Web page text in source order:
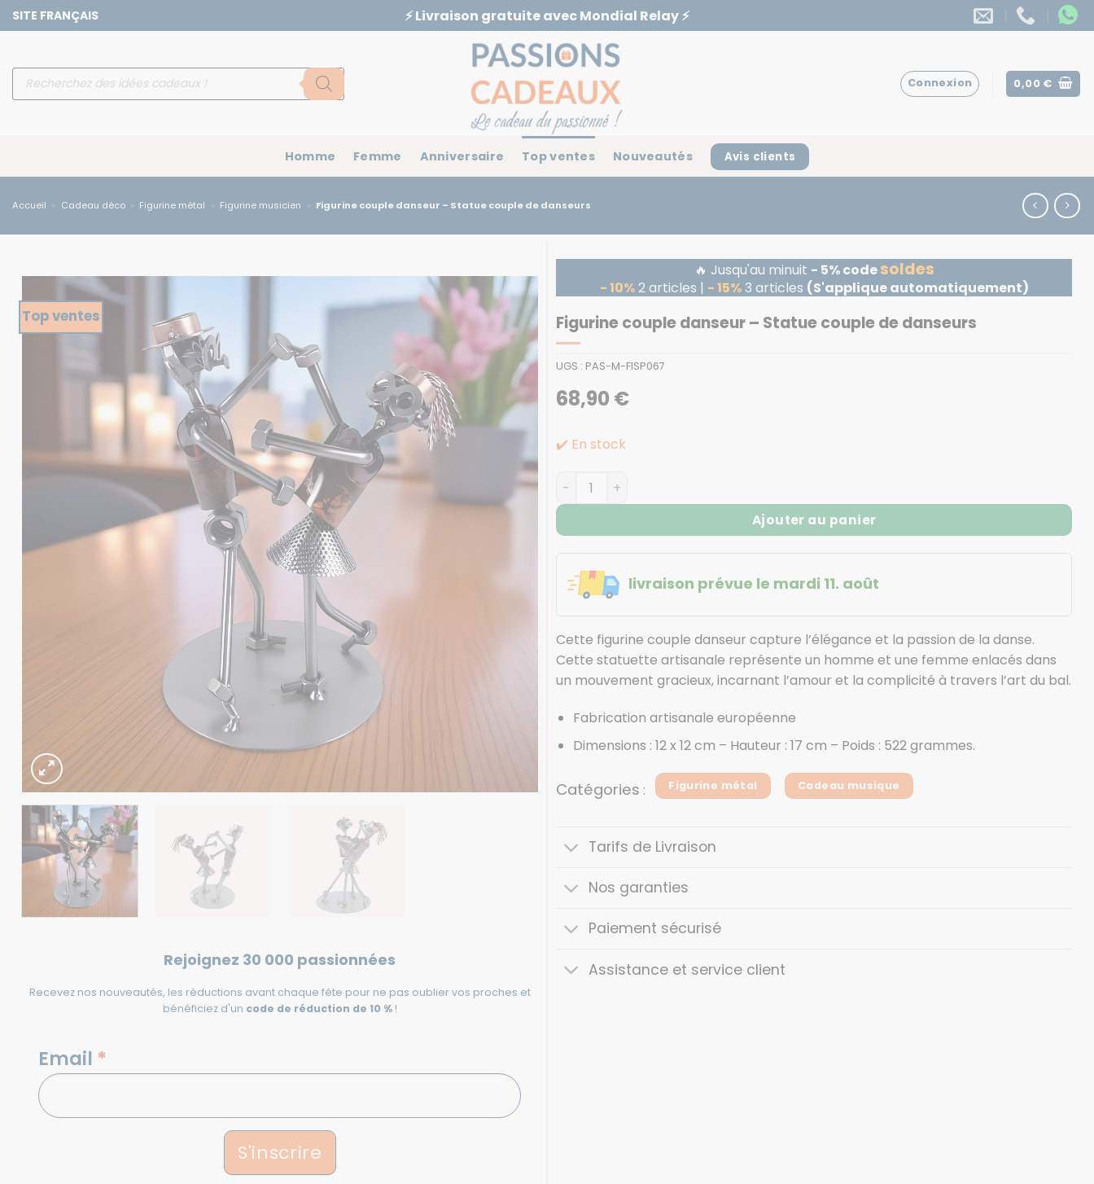
Passer
au
SITE FRANÇAIS ⚡️ Livraison gratuite avec Mondial Relay ⚡️
Recherche
Connexion 0,00 €
Homme Femme Anniversaire Top ventes Nouveautés Avis clients
Accueil » Cadeau déco » Figurine métal » Figurine musicien » Figurine couple danseur – Statue couple de danseurs
Top ventes
Rejoignez 30 000 passionnées
Recevez nos nouveautés, les réductions avant chaque fête pour ne pas oublier vos proches et
bénéficiez d'un code de réduction de 10 %!
NEWSLETTERS
Email *
S'inscrire
🔥 Jusqu'au minuit - 5% codesoldes
- 10%2 articles | - 15%3 articles (S'applique automatiquement)
Figurine couple danseur – Statue couple de danseurs
UGS : PAS-M-FISP067
68,90 €
✔️ En stock
quantité de Figurine couple danseur - Statue couple de danseurs
Ajouter au panier
livraison prévue le mardi 11. août
Cette figurine couple danseur capture l’élégance et la passion de la danse.
Cette statuette artisanale représente un homme et une femme enlacés dans
un mouvement gracieux, incarnant l’amour et la complicité à travers l’art du bal.
Fabrication artisanale européenne
Dimensions : 12 x 12 cm – Hauteur : 17 cm – Poids : 522 grammes.
Catégories : Figurine métal Cadeau musique
Tarifs de Livraison
Nos garanties
Paiement sécurisé
Assistance et service client